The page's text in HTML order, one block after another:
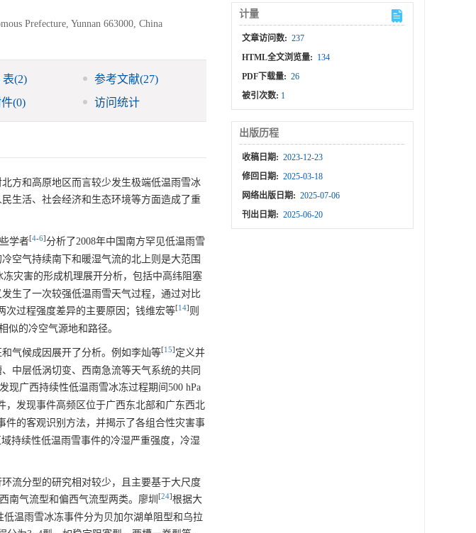
Prefecture, Yunnan 663000, China
表(2) 参考文献(27)
(0) 访问统计
方和高原地区而言较少发生极端低温雨雪冰
生活、社会经济和生态环境等方面造成了重
学者[4-6]分析了2008年中国南方罕见低温雨雪
空气持续南下和暖湿气流的北上则是大范围
灾害的形成机理展开分析，包括中高纬阻塞
生了一次较强低温雨雪天气过程，通过对比
次过程强度差异的主要原因；钱维宏等[14] 则
似的冷空气源地和路径。
气候成因展开了分析。例如李灿等[15] 定义并
中层低涡切变、西南急流等天气系统的共同
发现广西持续性低温雨雪冰冻过程期间500 hPa
，发现事件高频区位于广西东北部和广东西北
件的客观识别方法，并揭示了各组合性灾害事
持续性低温雨雪事件的冷湿严重强度，冷湿
流分型的研究相对较少，且主要基于大尺度
南气流型和偏西气流型两类。廖圳 [24]根据大
温雨雪冰冻事件分为贝加尔湖单阻型和乌拉
计量
文章访问数: 237
HTML全文浏览量: 134
PDF下载量: 26
被引次数: 1
出版历程
收稿日期: 2023-12-23
修回日期: 2025-03-18
网络出版日期: 2025-07-06
刊出日期: 2025-06-20